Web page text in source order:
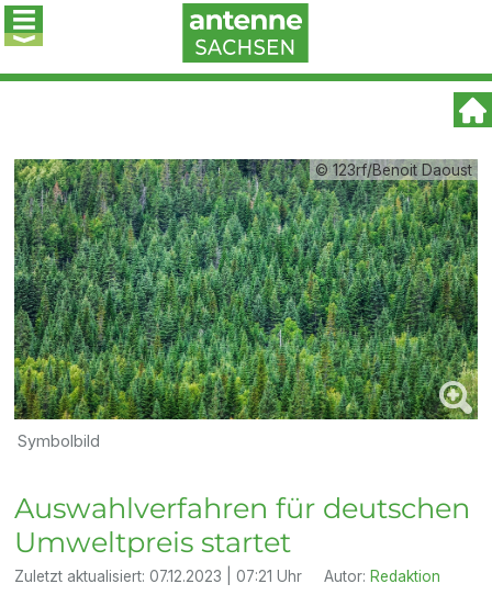
© 123rf/Benoit Daoust
Symbolbild
Auswahlverfahren für deutschen
Umweltpreis startet
Zuletzt aktualisiert:07.12.2023 | 07:21 Uhr Autor: Redaktion